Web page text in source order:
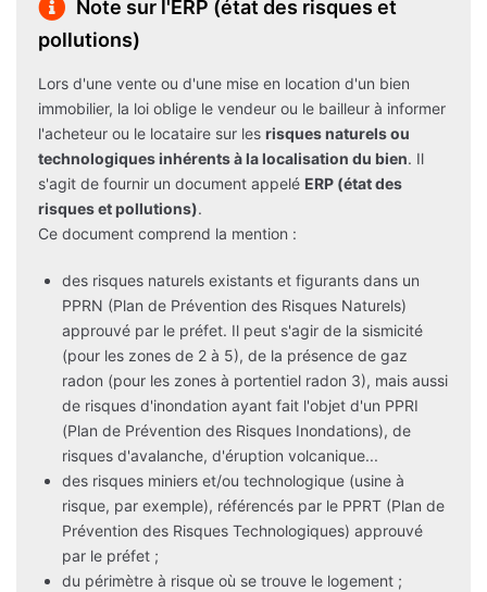
Note sur l'ERP (état des risques et
pollutions)
Lors d'une vente ou d'une mise en location d'un bien
immobilier, la loi oblige le vendeur ou le bailleur à informer
l'acheteur ou le locataire sur les risques naturels ou
technologiques inhérents à la localisation du bien. Il
s'agit de fournir un document appelé ERP (état des
risques et pollutions).
Ce document comprend la mention :
des risques naturels existants et figurants dans un
PPRN (Plan de Prévention des Risques Naturels)
approuvé par le préfet. Il peut s'agir de la sismicité
(pour les zones de 2 à 5), de la présence de gaz
radon (pour les zones à portentiel radon 3), mais aussi
de risques d'inondation ayant fait l'objet d'un PPRI
(Plan de Prévention des Risques Inondations), de
risques d'avalanche, d'éruption volcanique...
des risques miniers et/ou technologique (usine à
risque, par exemple), référencés par le PPRT (Plan de
Prévention des Risques Technologiques) approuvé
par le préfet ;
du périmètre à risque où se trouve le logement ;